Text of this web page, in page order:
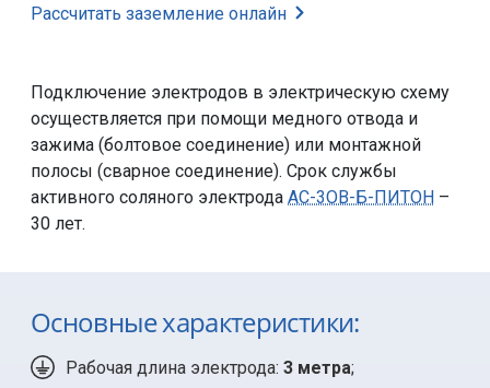
Рассчитать заземление онлайн
Подключение электродов в электрическую схему
осуществляется при помощи медного отвода и
зажима (болтовое соединение) или монтажной
полосы (сварное соединение). Срок службы
активного соляного электрода АС-3ОВ-Б-ПИТОН –
30 лет.
Основные характеристики:
Рабочая длина электрода: 3 метра;